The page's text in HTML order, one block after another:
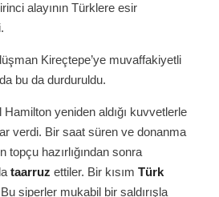
alayının Türklere esir
Kireçtepe’ye muvaffakiyetli
bu da durduruldu.
yeniden aldığı kuvvetlerle
verdi. Bir saat süren ve donanma
topçu hazırlığından sonra
taarruz ettiler. Bir kısım Türk
siperler mukabil bir saldırışla